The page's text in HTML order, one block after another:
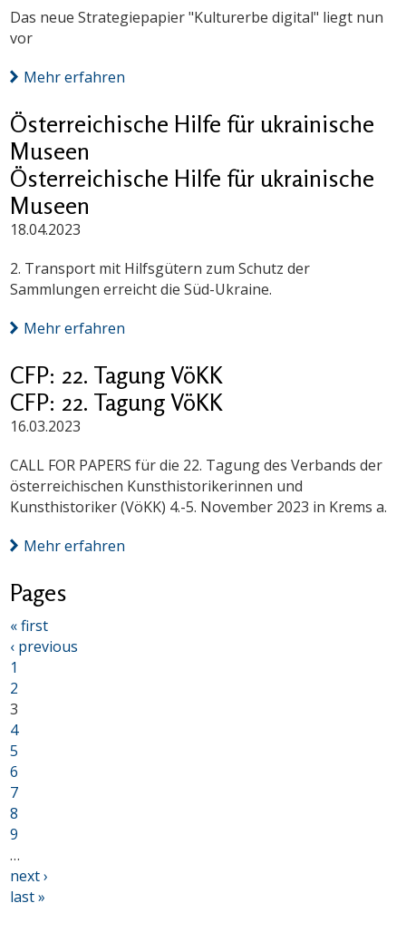
Das neue Strategiepapier "Kulturerbe digital" liegt nun
vor
Mehr erfahren
Österreichische Hilfe für ukrainische
Museen
Österreichische Hilfe für ukrainische
Museen
18.04.2023
2. Transport mit Hilfsgütern zum Schutz der
Sammlungen erreicht die Süd-Ukraine.
Mehr erfahren
CFP: 22. Tagung VöKK
CFP: 22. Tagung VöKK
16.03.2023
CALL FOR PAPERS für die 22. Tagung des Verbands der
österreichischen Kunsthistorikerinnen und
Kunsthistoriker (VöKK) 4.-5. November 2023 in Krems a.
Mehr erfahren
Pages
« first
‹ previous
1
2
3
4
5
6
7
8
9
…
next ›
last »